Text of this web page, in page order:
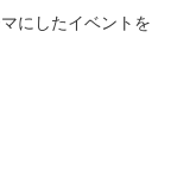
にしたイベントを